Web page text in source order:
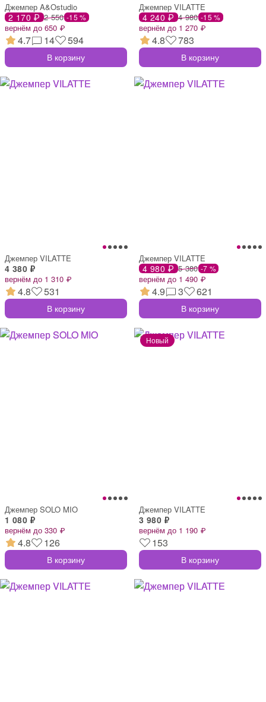
Джемпер A&Ostudio
2 170 ₽ 2 550 -15 %
вернём до 650 ₽
4.7 14 594
В корзину
Джемпер VILATTE
4 240 ₽ 4 980 -15 %
вернём до 1 270 ₽
4.8 783
В корзину
Джемпер VILATTE
4 380 ₽
вернём до 1 310 ₽
4.8 531
В корзину
Джемпер VILATTE
4 980 ₽ 5 380 -7 %
вернём до 1 490 ₽
4.9 3 621
В корзину
Джемпер SOLO MIO
1 080 ₽
вернём до 330 ₽
4.8 126
В корзину
Джемпер VILATTE
3 980 ₽
вернём до 1 190 ₽
153
В корзину